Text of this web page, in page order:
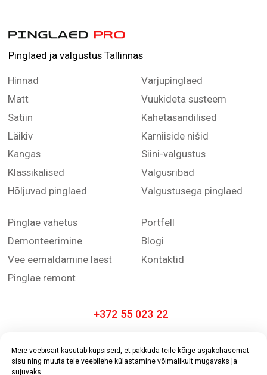
Meie veebisait kasutab küpsiseid, et pakkuda teile kõige asjakohasemat
sisu ning muuta teie veebilehe külastamine võimalikult mugavaks ja
sujuvaks